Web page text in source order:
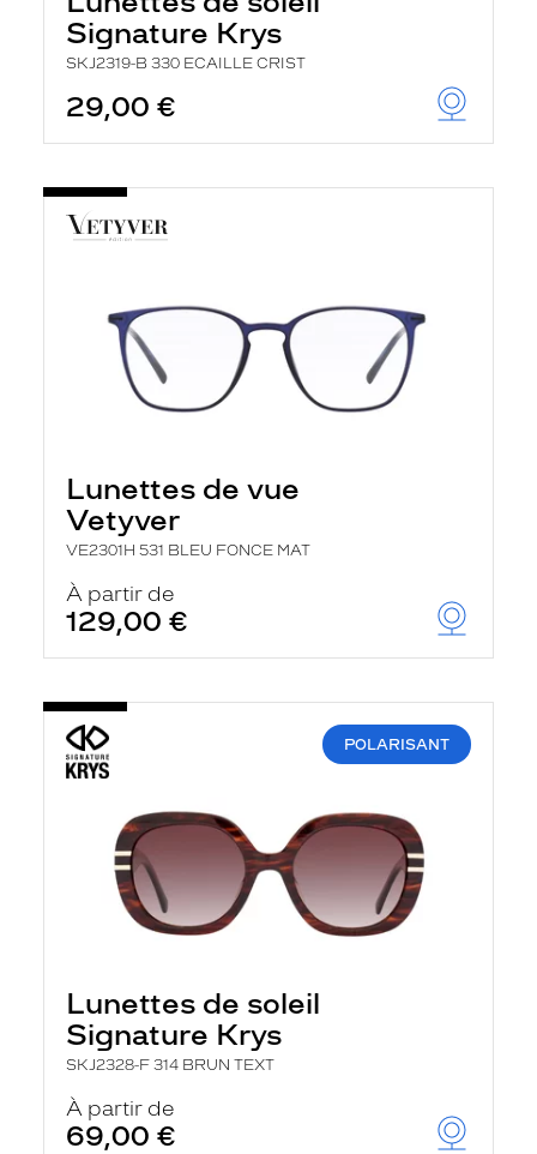
Signature Krys
SKJ2319-B 330 ECAILLE CRIST
29,00 €
Lunettes de vue
Vetyver
VE2301H 531 BLEU FONCE MAT
À partir de
129,00 €
POLARISANT
Lunettes de soleil
Signature Krys
SKJ2328-F 314 BRUN TEXT
À partir de
69,00 €